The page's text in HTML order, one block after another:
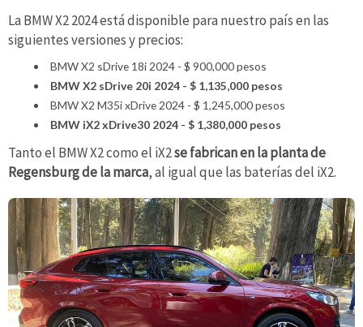
La BMW X2 2024 está disponible para nuestro país en las
siguientes versiones y precios:
BMW X2 sDrive 18i 2024 - $ 900,000 pesos
BMW X2 sDrive 20i 2024 - $ 1,135,000 pesos
BMW X2 M35i xDrive 2024 - $ 1,245,000 pesos
BMW iX2 xDrive30 2024 - $ 1,380,000 pesos
Tanto el BMW X2 como el iX2se fabrican en la planta de
Regensburg de la marca, al igual que las baterías del iX2.